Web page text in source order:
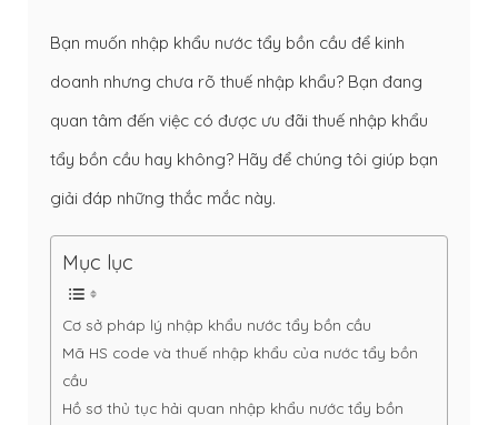
Bạn muốn nhập khẩu nước tẩy bồn cầu để kinh
doanh nhưng chưa rõ thuế nhập khẩu? Bạn đang
quan tâm đến việc có được ưu đãi thuế nhập khẩu
tẩy bồn cầu hay không? Hãy để chúng tôi giúp bạn
giải đáp những thắc mắc này.
Mục lục
Cơ sở pháp lý nhập khẩu nước tẩy bồn cầu
Mã HS code và thuế nhập khẩu của nước tẩy bồn
cầu
Hồ sơ thủ tục hải quan nhập khẩu nước tẩy bồn